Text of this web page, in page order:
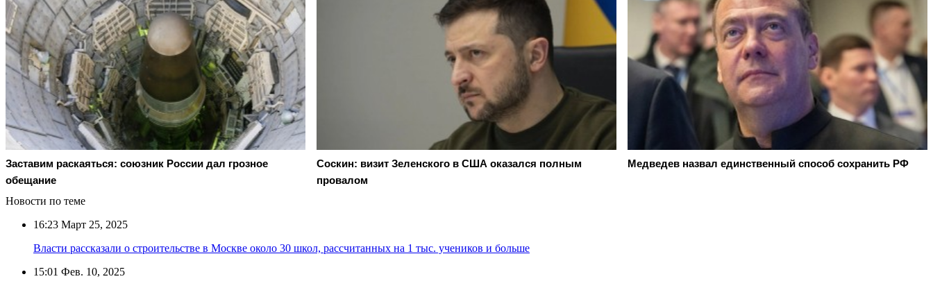
Заставим раскаяться: союзник России дал грозное
обещание
Соскин: визит Зеленского в США оказался полным
провалом
Медведев назвал единственный способ сохранить РФ
Новости по теме
16:23 Март 25, 2025
Власти рассказали о строительстве в Москве около 30 школ, рассчитанных на 1 тыс. учеников и больше
15:01 Фев. 10, 2025